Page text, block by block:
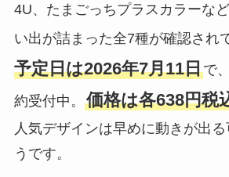
4U、たまごっちプラスカラーな
い出が詰まった全7種が確認され
予定日は2026年7月11日で
約受付中。 価格は各638円税
人気デザインは早めに動きが出
うです。